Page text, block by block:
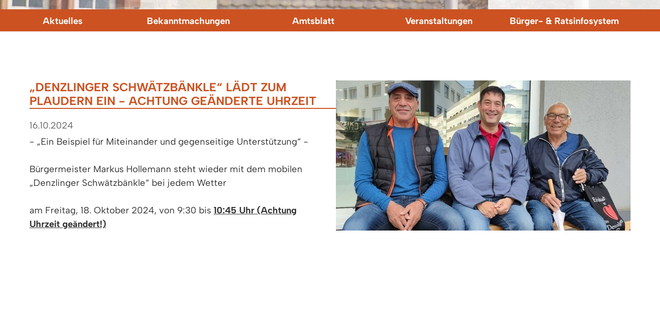
Aktuelles Bekanntmachungen Amtsblatt Veranstaltungen Bürger- & Ratsinfosystem
„DENZLINGER SCHWÄTZBÄNKLE“ LÄDT ZUM
PLAUDERN EIN - ACHTUNG GEÄNDERTE UHRZEIT
16.10.2024
- „Ein Beispiel für Miteinander und gegenseitige Unterstützung“ -
Bürgermeister Markus Hollemann steht wieder mit dem mobilen
„Denzlinger Schwätzbänkle“ bei jedem Wetter
am Freitag, 18. Oktober 2024, von 9:30 bis 10:45 Uhr (Achtung
Uhrzeit geändert!)